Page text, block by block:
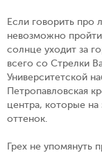
Если говорить про
невозможно
солнце уходит за
всего со Стрелки
Университетской
Петропавловская
центра, которые на
оттенок.
Грех не упомянуть